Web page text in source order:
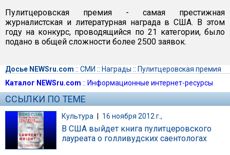
Пулитцеровская премия - самая престижная
журналистская и литературная награда в США. В этом
году на конкурс, проводящийся по 21 категории, было
подано в общей сложности более 2500 заявок.
Досье NEWSru.com :: СМИ :: Награды :: Пулитцеровская премия
Каталог NEWSru.com :: Информационные интернет-ресурсы
ССЫЛКИ ПО ТЕМЕ
Культура | 16 ноября 2012 г.,
В США выйдет книга пулитцеровского
лауреата о голливудских саентологах